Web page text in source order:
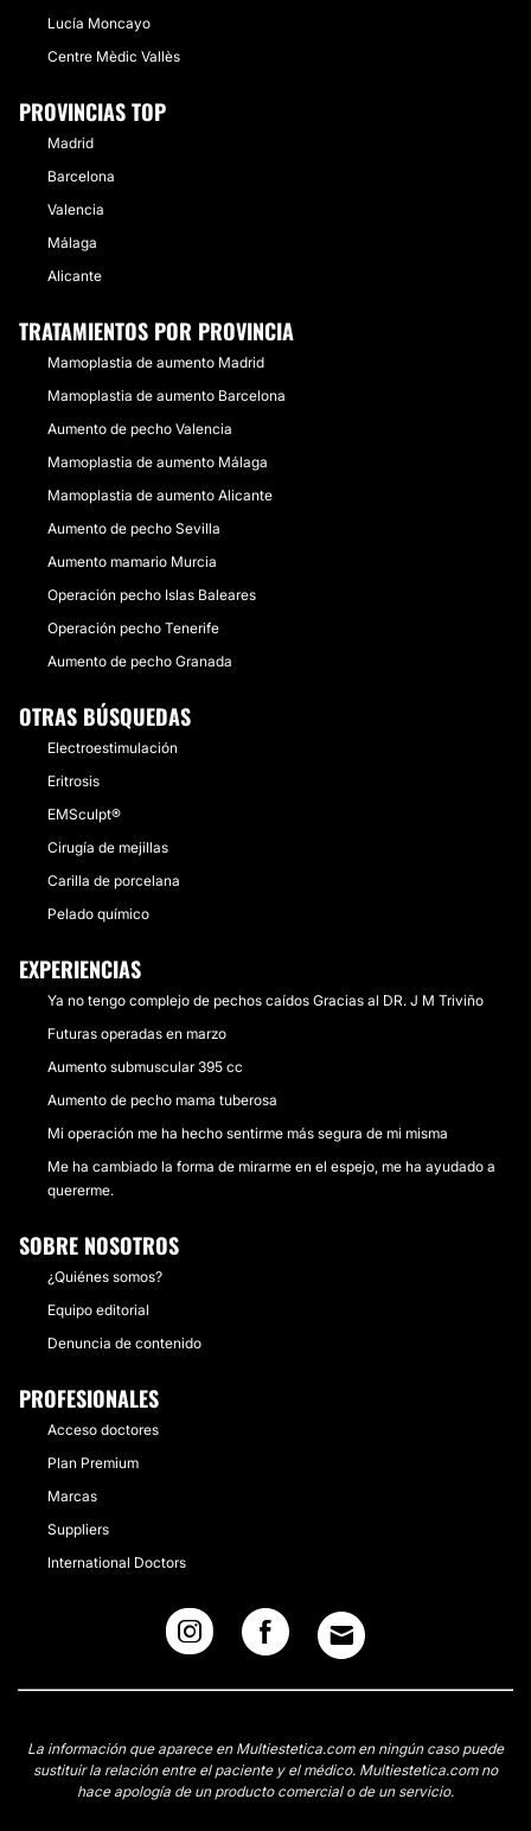
Lucía Moncayo
Centre Mèdic Vallès
PROVINCIAS TOP
Madrid
Barcelona
Valencia
Málaga
Alicante
TRATAMIENTOS POR PROVINCIA
Mamoplastia de aumento Madrid
Mamoplastia de aumento Barcelona
Aumento de pecho Valencia
Mamoplastia de aumento Málaga
Mamoplastia de aumento Alicante
Aumento de pecho Sevilla
Aumento mamario Murcia
Operación pecho Islas Baleares
Operación pecho Tenerife
Aumento de pecho Granada
OTRAS BÚSQUEDAS
Electroestimulación
Eritrosis
EMSculpt®
Cirugía de mejillas
Carilla de porcelana
Pelado químico
EXPERIENCIAS
Ya no tengo complejo de pechos caídos Gracias al DR. J M Triviño
Futuras operadas en marzo
Aumento submuscular 395 cc
Aumento de pecho mama tuberosa
Mi operación me ha hecho sentirme más segura de mi misma
Me ha cambiado la forma de mirarme en el espejo, me ha ayudado a
quererme.
SOBRE NOSOTROS
¿Quiénes somos?
Equipo editorial
Denuncia de contenido
PROFESIONALES
Acceso doctores
Plan Premium
Marcas
Suppliers
International Doctors
La información que aparece en Multiestetica.com en ningún caso puede
sustituir la relación entre el paciente y el médico. Multiestetica.com no
hace apología de un producto comercial o de un servicio.